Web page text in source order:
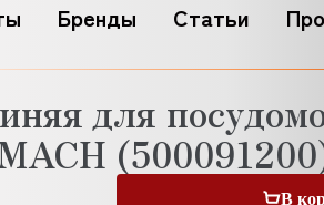
Бренды Статьи
для
В